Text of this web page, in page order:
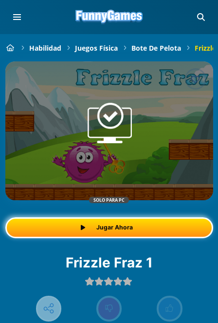
Habilidad Juegos Física Bote De Pelota Frizzle
SOLO PARA PC
Jugar Ahora
Frizzle Fraz 1